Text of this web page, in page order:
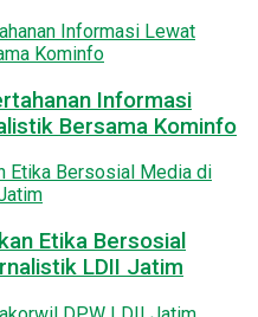
Informasi
Bersama Kominfo
Etika Bersosial
LDII Jatim